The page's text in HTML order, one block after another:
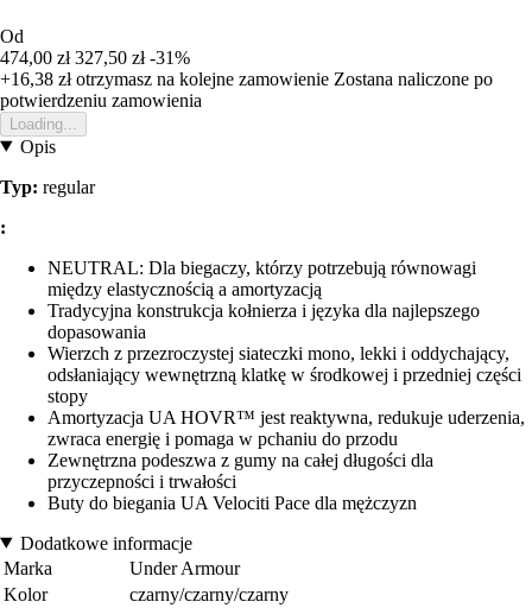
Od
474,00 zł 327,50 zł -31%
+16,38 złotrzymasz na kolejne zamowienie Zostana naliczone po
potwierdzeniu zamowienia
Loading...
Opis
Typ: regular
:
NEUTRAL: Dla biegaczy, którzy potrzebują równowagi
między elastycznością a amortyzacją
Tradycyjna konstrukcja kołnierza i języka dla najlepszego
dopasowania
Wierzch z przezroczystej siateczki mono, lekki i oddychający,
odsłaniający wewnętrzną klatkę w środkowej i przedniej części
stopy
Amortyzacja UA HOVR™ jest reaktywna, redukuje uderzenia,
zwraca energię i pomaga w pchaniu do przodu
Zewnętrzna podeszwa z gumy na całej długości dla
przyczepności i trwałości
Buty do biegania UA Velociti Pace dla mężczyzn
Dodatkowe informacje
Marka
Under Armour
Kolor
czarny/czarny/czarny